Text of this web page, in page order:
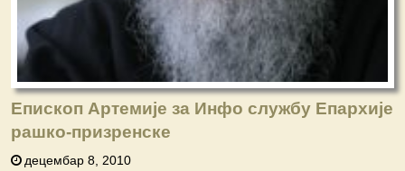
Епископ Артемије за Инфо службу Епархије
рашко-призренске
децембар 8, 2010